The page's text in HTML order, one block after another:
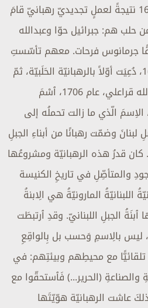
الرهبانيّة المارونيّة سنة 1695 نتيجةً لعملٍ تجديديّ رهبانيّ قامَ
حلب هم: جبرائيل حوّا وعبدالله
جرمانوس فرحات. معهم تأسّستِ
الرهبانيّة المارونيّةُ عام 1695، دُعِيَت أوّلاً بالرهبانيّة الحَلَبيّة، ثمّ
أَطلقَ عليها الأبُ العامُّ عبدالله قراعلي، عام 1706، ٱسْمَ
الاِسمَ الّذي ما زالت تحملُه إلى
وضمّت رهبانًا من أبناءِ الجبلِ
كان قدرُ هذه الرهبانيّة ومشروعُها
والمتأصِّلِ في تاريخِ الكنيسة
اللبنانيّةُ المارونيّةُ هي الِابنةُ
ٱبنَةُ الجبلِ اللبنانيّ. وقدِ ٱرتبطَت
ليس بالِاسمِ وَحسب بل بِالواقِعِ
مع محيطِهم وبيئتِهم: في
والصناعةِ (الحرير...) فَٱستحقّوا مع
عاشت الرهبانيّة هوّيّتَها